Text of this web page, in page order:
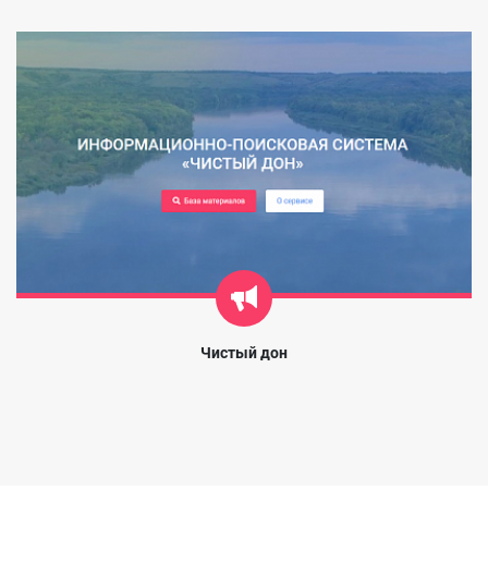
Чистый дон